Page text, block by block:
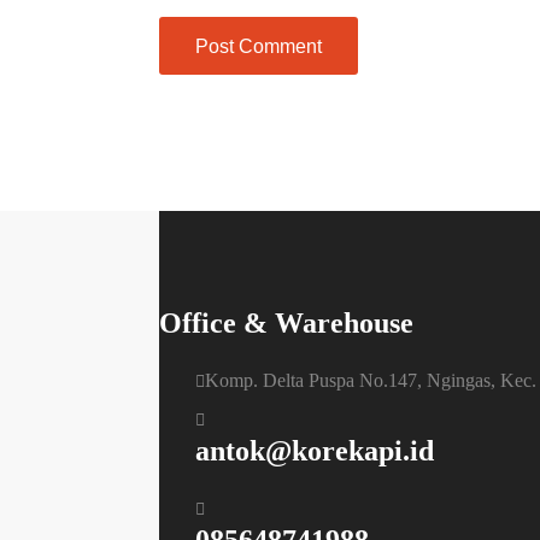
Office & Warehouse
Komp. Delta Puspa No.147, Ngingas,
antok@korekapi.id